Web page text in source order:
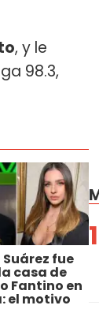
, y le
98.3,
fue
casa de
Fantino en
el motivo
1